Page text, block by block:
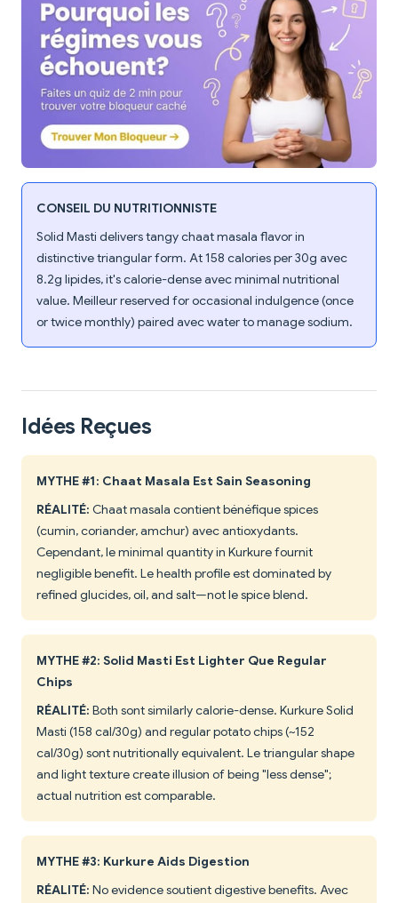
CONSEIL DU NUTRITIONNISTE
Solid Masti delivers tangy chaat masala flavor in
distinctive triangular form. At 158 calories per 30g avec
8.2g lipides, it's calorie-dense avec minimal nutritional
value. Meilleur reserved for occasional indulgence (once
or twice monthly) paired avec water to manage sodium.
Idées Reçues
MYTHE #1: Chaat Masala Est Sain Seasoning
RÉALITÉ: Chaat masala contient bénéfique spices
(cumin, coriander, amchur) avec antioxydants.
Cependant, le minimal quantity in Kurkure fournit
negligible benefit. Le health profile est dominated by
refined glucides, oil, and salt—not le spice blend.
MYTHE #2: Solid Masti Est Lighter Que Regular
Chips
RÉALITÉ: Both sont similarly calorie-dense. Kurkure Solid
Masti (158 cal/30g) and regular potato chips (~152
cal/30g) sont nutritionally equivalent. Le triangular shape
and light texture create illusion of being "less dense";
actual nutrition est comparable.
MYTHE #3: Kurkure Aids Digestion
RÉALITÉ: No evidence soutient digestive benefits. Avec